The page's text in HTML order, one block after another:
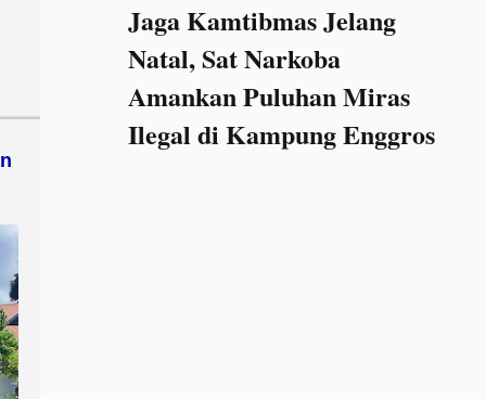
Jaga Kamtibmas Jelang
Natal, Sat Narkoba
Amankan Puluhan Miras
Ilegal di Kampung Enggros